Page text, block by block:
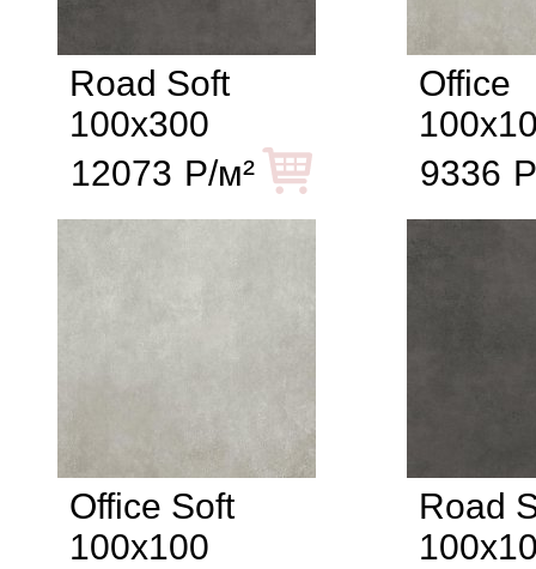
Road Soft
100x300
12073 Р/м²
Office
9336
Office Soft
100x100
Road